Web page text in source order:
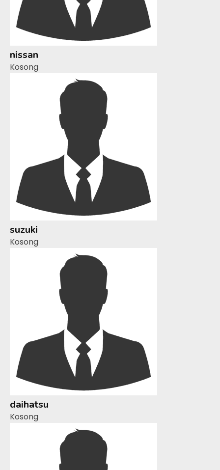
nissan
Kosong
suzuki
Kosong
daihatsu
Kosong